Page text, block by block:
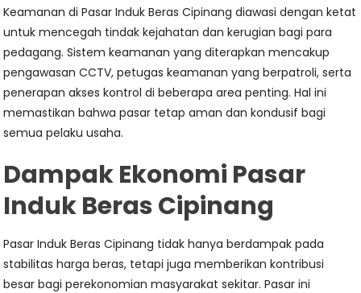
Keamanan di Pasar Induk Beras Cipinang diawasi dengan ketat
untuk mencegah tindak kejahatan dan kerugian bagi para
pedagang. Sistem keamanan yang diterapkan mencakup
pengawasan CCTV, petugas keamanan yang berpatroli, serta
penerapan akses kontrol di beberapa area penting. Hal ini
memastikan bahwa pasar tetap aman dan kondusif bagi
semua pelaku usaha.
Dampak Ekonomi Pasar
Induk Beras Cipinang
Pasar Induk Beras Cipinang tidak hanya berdampak pada
stabilitas harga beras, tetapi juga memberikan kontribusi
besar bagi perekonomian masyarakat sekitar. Pasar ini